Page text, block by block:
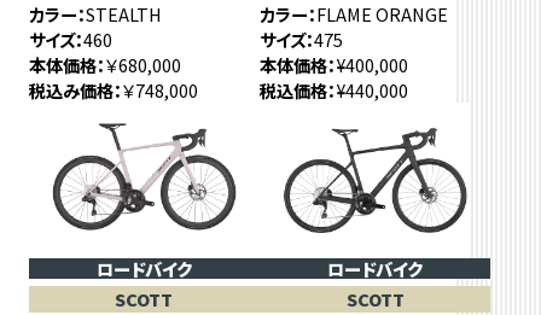
カラー STEALTH
サイズ 460
本体価格 ￥680,000
税込み価格 ￥748,000
カラー FLAME ORANGE
サイズ 475
本体価格 ¥400,000
税込価格 ¥440,000
ロードバイク
SCOTT
ロードバイク
SCOTT